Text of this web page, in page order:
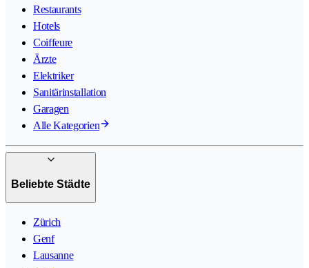
Restaurants
Hotels
Coiffeure
Ärzte
Elektriker
Sanitärinstallation
Garagen
Alle Kategorien
Beliebte Städte
Zürich
Genf
Lausanne